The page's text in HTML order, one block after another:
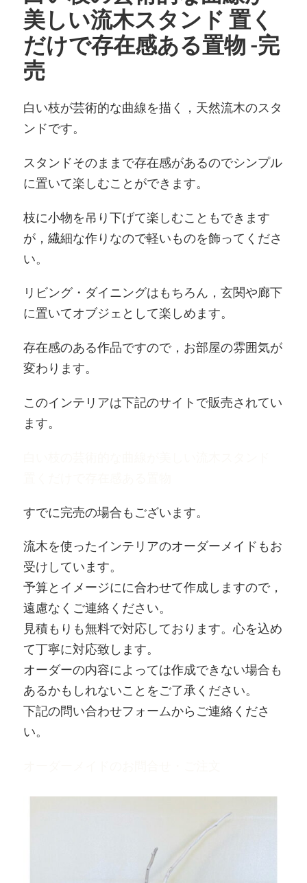
美しい流木スタンド 置く
だけで存在感ある置物 -完
売
白い枝が芸術的な曲線を描く，天然流木のスタ
ンドです。
スタンドそのままで存在感があるのでシンプル
に置いて楽しむことができます。
枝に小物を吊り下げて楽しむこともできます
が，繊細な作りなので軽いものを飾ってくださ
い。
リビング・ダイニングはもちろん，玄関や廊下
に置いてオブジェとして楽しめます。
存在感のある作品ですので，お部屋の雰囲気が
変わります。
このインテリアは下記のサイトで販売されてい
ます。
すでに完売の場合もございます。
流木を使ったインテリアのオーダーメイドもお
受けしています。
予算とイメージにに合わせて作成しますので，
遠慮なくご連絡ください。
見積もりも無料で対応しております。心を込め
て丁寧に対応致します。
オーダーの内容によっては作成できない場合も
あるかもしれないことをご了承ください。
下記の問い合わせフォームからご連絡くださ
い。